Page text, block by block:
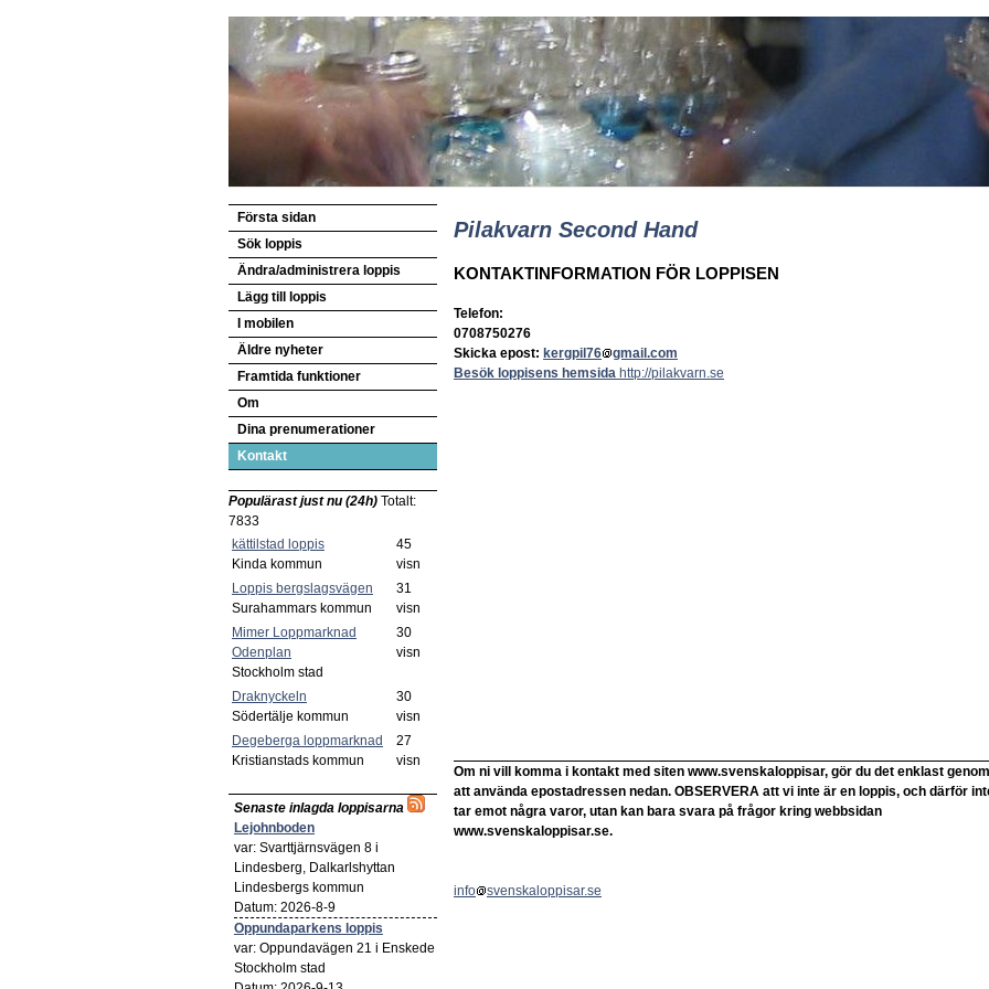
Första sidan
Sök loppis
Ändra/administrera loppis
Lägg till loppis
I mobilen
Äldre nyheter
Framtida funktioner
Om
Dina prenumerationer
Kontakt
Populärast just nu (24h) Totalt:
7833
kättilstad loppis
Kinda kommun
45
visn
Loppis bergslagsvägen
Surahammars kommun
31
visn
Mimer Loppmarknad
Odenplan
Stockholm stad
30
visn
Draknyckeln
Södertälje kommun
30
visn
Degeberga loppmarknad
Kristianstads kommun
27
visn
Senaste inlagda loppisarna
Lejohnboden
var: Svarttjärnsvägen 8 i
Lindesberg, Dalkarlshyttan
Lindesbergs kommun
Datum: 2026-8-9
Oppundaparkens loppis
var: Oppundavägen 21 i Enskede
Stockholm stad
Pilakvarn Second Hand
KONTAKTINFORMATION FÖR LOPPISEN
Telefon:
0708750276
Skicka epost: kergpil76
gmail.com
Besök loppisens hemsida http://pilakvarn.se
Om ni vill komma i kontakt med siten www.svenskaloppisar, gör du det enklast genom
att använda epostadressen nedan. OBSERVERA att vi inte är en loppis, och därför
tar emot några varor, utan kan bara svara på frågor kring webbsidan
www.svenskaloppisar.se.
info svenskaloppisar.se